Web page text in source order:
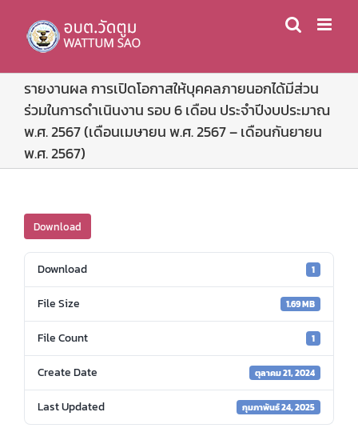
content
รายงานผล การเปิดโอกาสให้บุคคลภายนอกได้มีส่วน
ร่วมในการดำเนินงาน รอบ 6 เดือน ประจำปีงบประมาณ
พ.ศ. 2567 (เดือนเมษายน พ.ศ. 2567 – เดือนกันยายน
พ.ศ. 2567)
Download
Download 1
File Size 1.69 MB
File Count 1
Create Date ตุลาคม 21, 2024
Last Updated กุมภาพันธ์ 24, 2025